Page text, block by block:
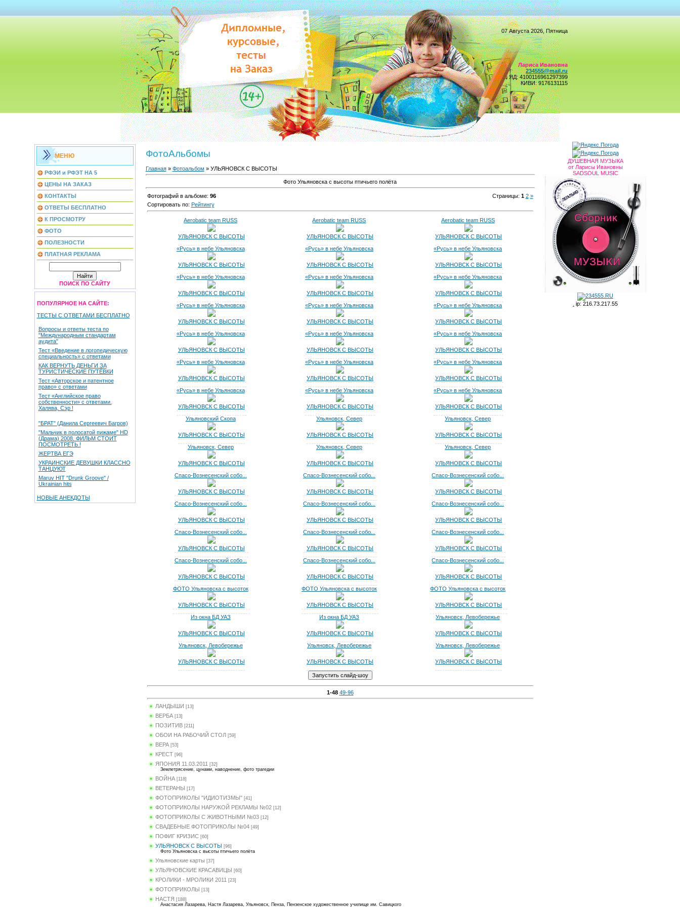
07 Августа 2026, Пятница
Лариса Ивановна
234555@mail.ru
ЯД: 4100116961297399
КИВИ: 9176131115
МЕНЮ
РФЭИ и РФЭТ НА 5
ЦЕНЫ НА ЗАКАЗ
КОНТАКТЫ
ОТВЕТЫ БЕСПЛАТНО
К ПРОСМОТРУ
ФОТО
ПОЛЕЗНОСТИ
ПЛАТНАЯ РЕКЛАМА
ПОИСК ПО САЙТУ
ПОПУЛЯРНОЕ НА САЙТЕ:
ТЕСТЫ С ОТВЕТАМИ БЕСПЛАТНО
Вопросы и ответы теста по
"Международным стандартам
аудита"
Тест «Введение в логопедическую
специальность» с ответами
КАК ВЕРНУТЬ ДЕНЬГИ ЗА
ТУРИСТИЧЕСКИЕ ПУТЁВКИ
Тест «Авторское и патентное
право» с ответами
Тест «Английское право
собственности» с ответами.
Халява, Сэр !
"БРАТ" (Данила Сергеевич Багров)
"Мальчик в полосатой пижаме" HD
(Драма) 2008. ФИЛЬМ СТОИТ
ПОСМОТРЕТЬ !
ЖЕРТВА ЕГЭ
УКРАИНСКИЕ ДЕВУШКИ КЛАССНО
ТАНЦУЮТ
Maruv HIT "Drunk Groove" /
Ukrainian hits
НОВЫЕ АНЕКДОТЫ
ФотоАльбомы
Главная» Фотоальбом » УЛЬЯНОВСК С ВЫСОТЫ
Фото Ульяновска с высоты птичьего полёта
Фотографий в альбоме: 96 Страницы: 1 2 »
Сортировать по: Рейтингу
Aerobatic team RUSS
УЛЬЯНОВСК С ВЫСОТЫ
Aerobatic team RUSS
УЛЬЯНОВСК С ВЫСОТЫ
Aerobatic team RUSS
УЛЬЯНОВСК С ВЫСОТЫ
«Русь» в небе Ульяновска
УЛЬЯНОВСК С ВЫСОТЫ
«Русь» в небе Ульяновска
УЛЬЯНОВСК С ВЫСОТЫ
«Русь» в небе Ульяновска
УЛЬЯНОВСК С ВЫСОТЫ
«Русь» в небе Ульяновска
УЛЬЯНОВСК С ВЫСОТЫ
«Русь» в небе Ульяновска
УЛЬЯНОВСК С ВЫСОТЫ
«Русь» в небе Ульяновска
УЛЬЯНОВСК С ВЫСОТЫ
«Русь» в небе Ульяновска
УЛЬЯНОВСК С ВЫСОТЫ
«Русь» в небе Ульяновска
УЛЬЯНОВСК С ВЫСОТЫ
«Русь» в небе Ульяновска
УЛЬЯНОВСК С ВЫСОТЫ
«Русь» в небе Ульяновска
УЛЬЯНОВСК С ВЫСОТЫ
«Русь» в небе Ульяновска
УЛЬЯНОВСК С ВЫСОТЫ
«Русь» в небе Ульяновска
УЛЬЯНОВСК С ВЫСОТЫ
«Русь» в небе Ульяновска
УЛЬЯНОВСК С ВЫСОТЫ
«Русь» в небе Ульяновска
УЛЬЯНОВСК С ВЫСОТЫ
«Русь» в небе Ульяновска
УЛЬЯНОВСК С ВЫСОТЫ
«Русь» в небе Ульяновска
УЛЬЯНОВСК С ВЫСОТЫ
«Русь» в небе Ульяновска
УЛЬЯНОВСК С ВЫСОТЫ
«Русь» в небе Ульяновска
УЛЬЯНОВСК С ВЫСОТЫ
Ульяновский Скопа
УЛЬЯНОВСК С ВЫСОТЫ
Ульяновск, Север
УЛЬЯНОВСК С ВЫСОТЫ
Ульяновск, Север
УЛЬЯНОВСК С ВЫСОТЫ
Ульяновск, Север
УЛЬЯНОВСК С ВЫСОТЫ
Ульяновск, Север
УЛЬЯНОВСК С ВЫСОТЫ
Ульяновск, Север
УЛЬЯНОВСК С ВЫСОТЫ
Спасо-Вознесенский собо...
УЛЬЯНОВСК С ВЫСОТЫ
Спасо-Вознесенский собо...
УЛЬЯНОВСК С ВЫСОТЫ
Спасо-Вознесенский собо...
УЛЬЯНОВСК С ВЫСОТЫ
Спасо-Вознесенский собо...
УЛЬЯНОВСК С ВЫСОТЫ
Спасо-Вознесенский собо...
УЛЬЯНОВСК С ВЫСОТЫ
Спасо-Вознесенский собо...
УЛЬЯНОВСК С ВЫСОТЫ
Спасо-Вознесенский собо...
УЛЬЯНОВСК С ВЫСОТЫ
Спасо-Вознесенский собо...
УЛЬЯНОВСК С ВЫСОТЫ
Спасо-Вознесенский собо...
УЛЬЯНОВСК С ВЫСОТЫ
Спасо-Вознесенский собо...
УЛЬЯНОВСК С ВЫСОТЫ
Спасо-Вознесенский собо...
УЛЬЯНОВСК С ВЫСОТЫ
Спасо-Вознесенский собо...
УЛЬЯНОВСК С ВЫСОТЫ
ФОТО Ульяновска с высоток
УЛЬЯНОВСК С ВЫСОТЫ
ФОТО Ульяновска с высоток
УЛЬЯНОВСК С ВЫСОТЫ
ФОТО Ульяновска с высоток
УЛЬЯНОВСК С ВЫСОТЫ
Из окна БД УАЗ
УЛЬЯНОВСК С ВЫСОТЫ
Из окна БД УАЗ
УЛЬЯНОВСК С ВЫСОТЫ
Ульяновск, Левобережье
УЛЬЯНОВСК С ВЫСОТЫ
Ульяновск, Левобережье
УЛЬЯНОВСК С ВЫСОТЫ
Ульяновск, Левобережье
УЛЬЯНОВСК С ВЫСОТЫ
Ульяновск, Левобережье
УЛЬЯНОВСК С ВЫСОТЫ
1-48 49-96
ЛАНДЫШИ [13]
ВЕРБА [13]
ПОЗИТИВ [211]
ОБОИ НА РАБОЧИЙ СТОЛ [59]
ВЕРА [53]
КРЕСТ [96]
ЯПОНИЯ 11.03.2011 [32]
Землетрясение, цунами, наводнение, фото трагедии
ВОЙНА [118]
ВЕТЕРАНЫ [17]
ФОТОПРИКОЛЫ "ИДИОТИЗМЫ" [41]
ФОТОПРИКОЛЫ НАРУЖОЙ РЕКЛАМЫ №02 [12]
ФОТОПРИКОЛЫ С ЖИВОТНЫМИ №03 [12]
СВАДЕБНЫЕ ФОТОПРИКОЛЫ №04 [49]
ПОФИГ КРИЗИС [60]
УЛЬЯНОВСК С ВЫСОТЫ [96]
Фото Ульяновска с высоты птичьего полёта
Ульяновские карты [37]
УЛЬЯНОВСКИЕ КРАСАВИЦЫ [60]
КРОЛИКИ - МРОЛИКИ 2011 [23]
ФОТОПРИКОЛЫ [13]
НАСТЯ [188]
Анастасия Лазарева, Настя Лазарева, Ульяновск, Пенза, Пензенское художественное училище им. Савицкого
ДУШЕВНАЯ МУЗЫКА
от Ларисы Ивановны
SADSOUL MUSIC
ip: 216.73.217.55